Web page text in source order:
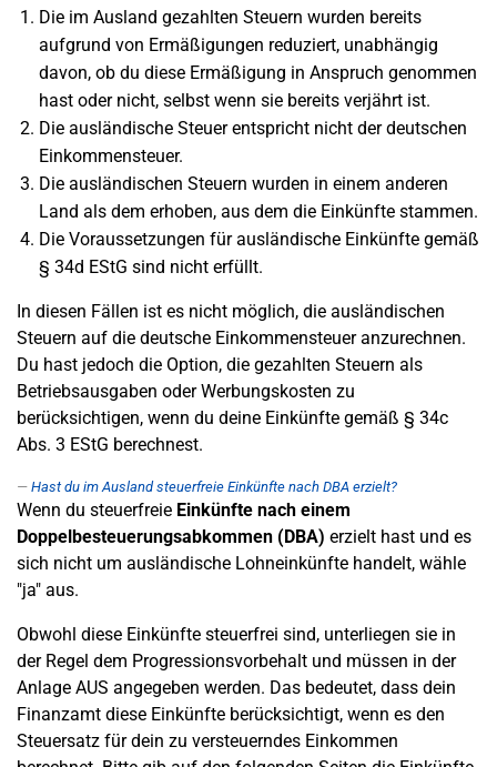
Die im Ausland gezahlten Steuern wurden bereits
aufgrund von Ermäßigungen reduziert, unabhängig
davon, ob du diese Ermäßigung in Anspruch genommen
hast oder nicht, selbst wenn sie bereits verjährt ist.
Die ausländische Steuer entspricht nicht der deutschen
Einkommensteuer.
Die ausländischen Steuern wurden in einem anderen
Land als dem erhoben, aus dem die Einkünfte stammen.
Die Voraussetzungen für ausländische Einkünfte gemäß
§ 34d EStG sind nicht erfüllt.
In diesen Fällen ist es nicht möglich, die ausländischen
Steuern auf die deutsche Einkommensteuer anzurechnen.
Du hast jedoch die Option, die gezahlten Steuern als
Betriebsausgaben oder Werbungskosten zu
berücksichtigen, wenn du deine Einkünfte gemäß § 34c
Abs. 3 EStG berechnest.
Hast du im Ausland steuerfreie Einkünfte nach DBA erzielt?
Wenn du steuerfreie Einkünfte nach einem
Doppelbesteuerungsabkommen (DBA) erzielt hast und es
sich nicht um ausländische Lohneinkünfte handelt, wähle
"ja" aus.
Obwohl diese Einkünfte steuerfrei sind, unterliegen sie in
der Regel dem Progressionsvorbehalt und müssen in der
Anlage AUS angegeben werden. Das bedeutet, dass dein
Finanzamt diese Einkünfte berücksichtigt, wenn es den
Steuersatz für dein zu versteuerndes Einkommen